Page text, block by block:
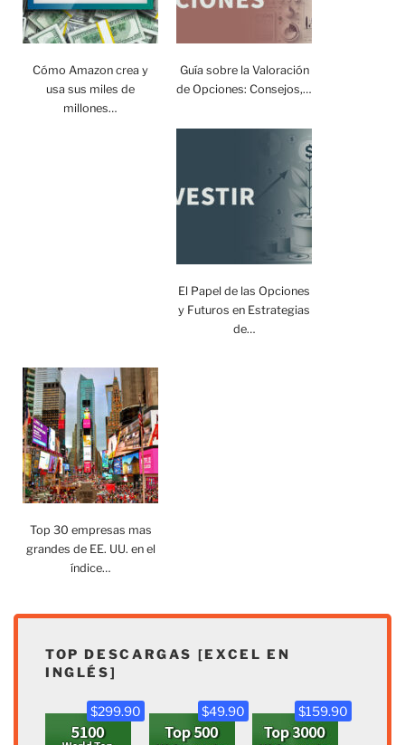
Cómo Amazon crea y
usa sus miles de
millones…
Guía sobre la Valoración
de Opciones: Consejos,…
El Papel de las Opciones
y Futuros en Estrategias
de…
Top 30 empresas mas
grandes de EE. UU. en el
índice…
TOP DESCARGAS [EXCEL EN
INGLÉS]
$299.90 $49.90 $159.90